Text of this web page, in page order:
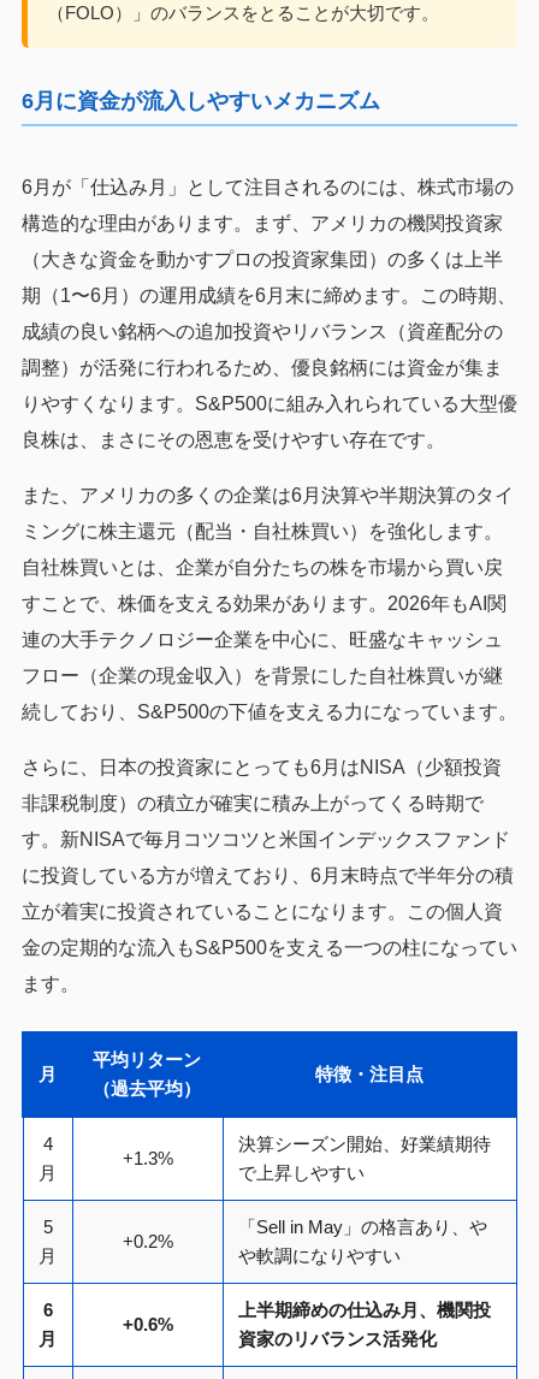
（FOLO）」のバランスをとることが大切です。
6月に資金が流入しやすいメカニズム
6月が「仕込み月」として注目されるのには、株式市場の
構造的な理由があります。まず、アメリカの機関投資家
（大きな資金を動かすプロの投資家集団）の多くは上半
期（1〜6月）の運用成績を6月末に締めます。この時期、
成績の良い銘柄への追加投資やリバランス（資産配分の
調整）が活発に行われるため、優良銘柄には資金が集ま
りやすくなります。S&P500に組み入れられている大型優
良株は、まさにその恩恵を受けやすい存在です。
また、アメリカの多くの企業は6月決算や半期決算のタイ
ミングに株主還元（配当・自社株買い）を強化します。
自社株買いとは、企業が自分たちの株を市場から買い戻
すことで、株価を支える効果があります。2026年もAI関
連の大手テクノロジー企業を中心に、旺盛なキャッシュ
フロー（企業の現金収入）を背景にした自社株買いが継
続しており、S&P500の下値を支える力になっています。
さらに、日本の投資家にとっても6月はNISA（少額投資
非課税制度）の積立が確実に積み上がってくる時期で
す。新NISAで毎月コツコツと米国インデックスファンド
に投資している方が増えており、6月末時点で半年分の積
立が着実に投資されていることになります。この個人資
金の定期的な流入もS&P500を支える一つの柱になってい
ます。
月
平均リターン
（過去平均）
特徴・注目点
4
月
+1.3%
決算シーズン開始、好業績期待
で上昇しやすい
5
月
+0.2%
「Sell in May」の格言あり、や
や軟調になりやすい
6
月
+0.6%
上半期締めの仕込み月、機関投
資家のリバランス活発化